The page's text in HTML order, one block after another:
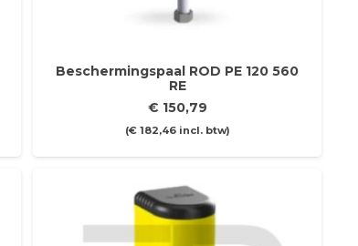
Beschermingspaal ROD PE 120 560
RE
€ 150,79
(€182,46incl. btw)